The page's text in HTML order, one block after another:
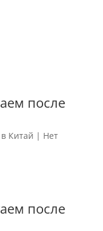
после
Китай | Нет
после